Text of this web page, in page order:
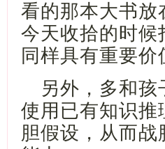
看的那本大书放
今天收拾的时候
同样具有重要价
另外，多和
使用已有知识推
胆假设，从而